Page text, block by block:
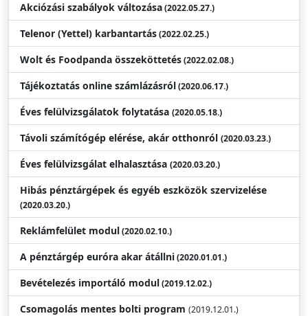
Akciózási szabályok változása(2022.05.27.)
Telenor (Yettel) karbantartás(2022.02.25.)
Wolt és Foodpanda összeköttetés(2022.02.08.)
Tájékoztatás online számlázásról(2020.06.17.)
Éves felülvizsgálatok folytatása (2020.05.18.)
Távoli számítógép elérése, akár otthonról (2020.03.23.)
Éves felülvizsgálat elhalasztása (2020.03.20.)
Hibás pénztárgépek és egyéb eszközök szervizelése
(2020.03.20.)
Reklámfelület modul(2020.02.10.)
A pénztárgép euróra akar átállni(2020.01.01.)
Bevételezés importáló modul(2019.12.02.)
Csomagolás mentes bolti program (2019.12.01.)